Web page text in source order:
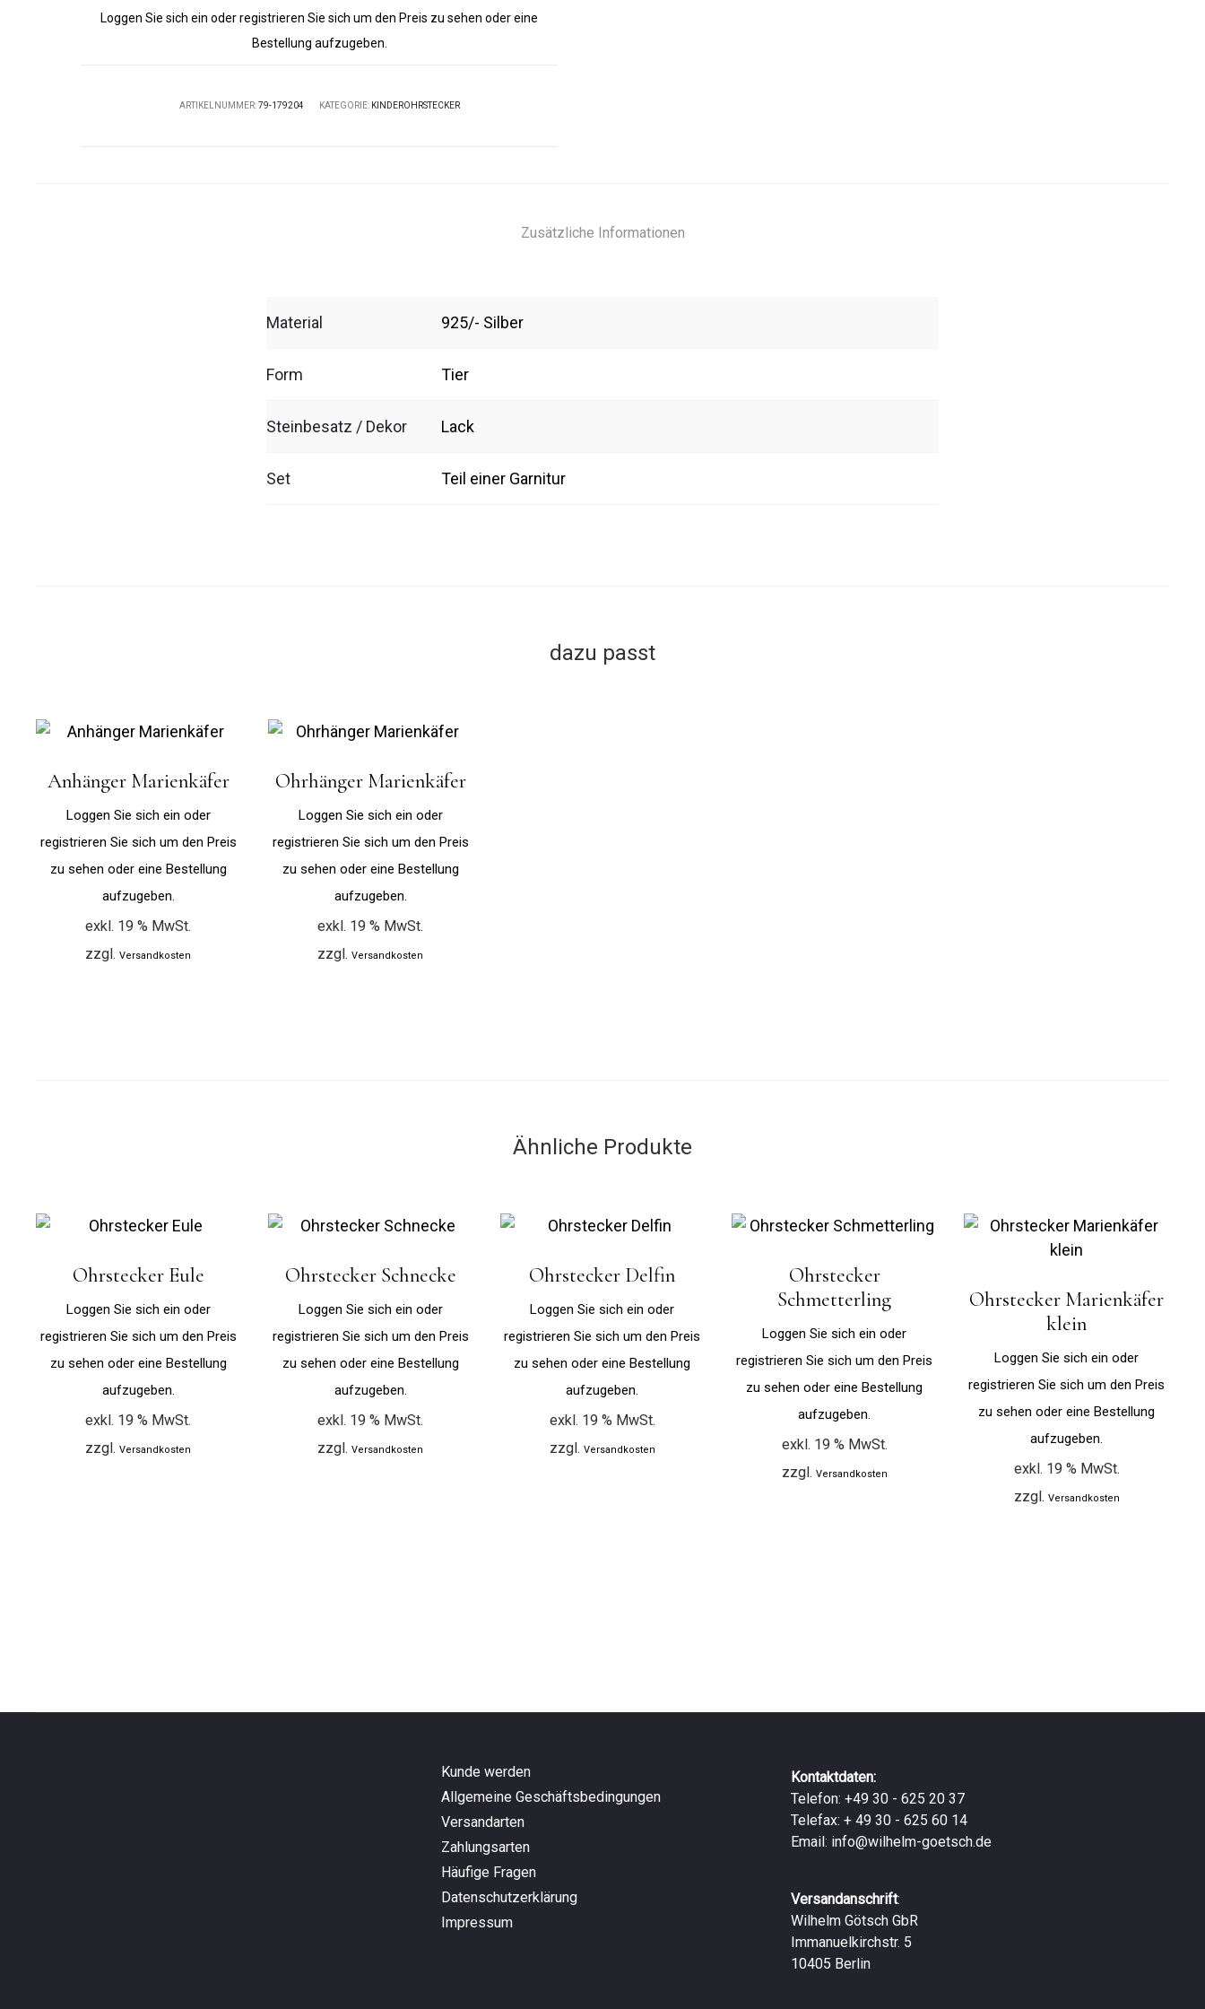
Loggen Sie sich ein oder registrieren Sie sich um den Preis zu sehen oder eine
Bestellung aufzugeben.
ARTIKELNUMMER:79-179204 KATEGORIE: KINDEROHRSTECKER
Zusätzliche Informationen
Material 925/- Silber
Form Tier
Steinbesatz / Dekor Lack
Set Teil einer Garnitur
dazu passt
Anhänger Marienkäfer
Loggen Sie sich ein oder
registrieren Sie sich um den Preis
zu sehen oder eine Bestellung
aufzugeben.
exkl. 19 % MwSt.
zzgl.Versandkosten
Ohrhänger Marienkäfer
Loggen Sie sich ein oder
registrieren Sie sich um den Preis
zu sehen oder eine Bestellung
aufzugeben.
exkl. 19 % MwSt.
zzgl.Versandkosten
Ähnliche Produkte
Ohrstecker Eule
Loggen Sie sich ein oder
registrieren Sie sich um den Preis
zu sehen oder eine Bestellung
aufzugeben.
exkl. 19 % MwSt.
zzgl.Versandkosten
Ohrstecker Schnecke
Loggen Sie sich ein oder
registrieren Sie sich um den Preis
zu sehen oder eine Bestellung
aufzugeben.
exkl. 19 % MwSt.
zzgl.Versandkosten
Ohrstecker Delfin
Loggen Sie sich ein oder
registrieren Sie sich um den Preis
zu sehen oder eine Bestellung
aufzugeben.
exkl. 19 % MwSt.
zzgl. Versandkosten
Ohrstecker
Schmetterling
Loggen Sie sich ein oder
registrieren Sie sich um den Preis
zu sehen oder eine Bestellung
aufzugeben.
exkl. 19 % MwSt.
zzgl. Versandkosten
Ohrstecker Marienkäfer
klein
Loggen Sie sich ein oder
registrieren Sie sich um den Preis
zu sehen oder eine Bestellung
aufzugeben.
exkl. 19 % MwSt.
zzgl. Versandkosten
Kunde werden
Allgemeine Geschäftsbedingungen
Versandarten
Zahlungsarten
Häufige Fragen
Datenschutzerklärung
Impressum
Kontaktdaten:
Telefon: +49 30 - 625 20 37
Telefax: + 49 30 - 625 60 14
Email: info@wilhelm-goetsch.de
Versandanschrift:
Wilhelm Götsch GbR
Immanuelkirchstr. 5
10405 Berlin